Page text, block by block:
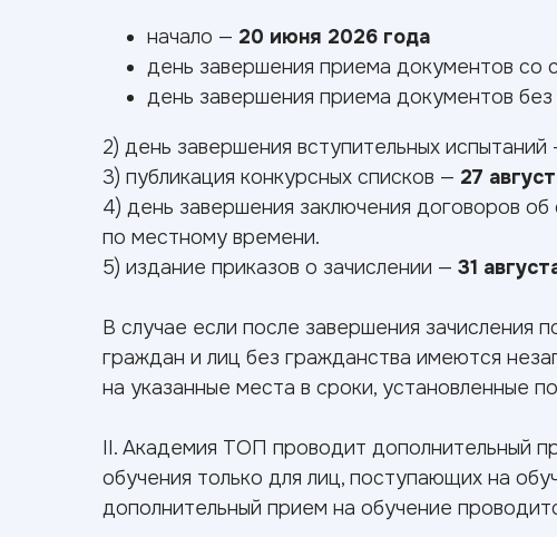
начало — 20 июня 2026 года
день завершения приема документов со
день завершения приема документов
2) день завершения вступительных испытаний
3) публикация конкурсных списков — 27
4) день завершения заключения договоров
по местному времени.
5) издание приказов о зачислении — 31
В случае если после завершения зачисления
граждан и лиц без гражданства имеются
на указанные места в сроки, установленные
II. Академия ТОП проводит дополнительный
обучения только для лиц, поступающих на
дополнительный прием на обучение